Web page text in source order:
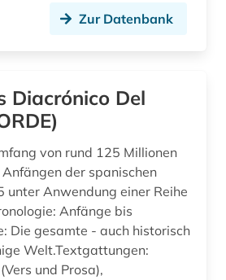
kunstgeschichte (3)
künstlerdatenbank (1)
Zur Datenbank
Diacrónico Del
von rund 125 Millionen
der spanischen
unter Anwendung einer Reihe
Anfänge bis
Die gesamte - auch historisch
Welt.Textgattungen:
und Prosa),